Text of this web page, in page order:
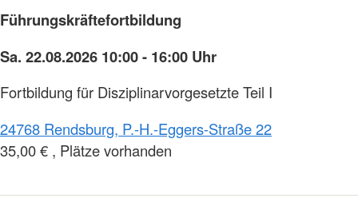
Führungskräftefortbildung
Sa. 22.08.2026 10:00 - 16:00 Uhr
Fortbildung für Disziplinarvorgesetzte Teil I
24768 Rendsburg, P.-H.-Eggers-Straße 22
35,00 € , Plätze vorhanden